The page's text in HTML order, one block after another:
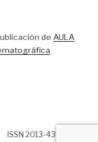
de AULA
ISSN 2013-438X